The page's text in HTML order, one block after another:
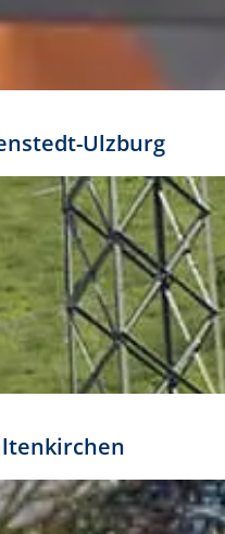
Formathöhe. Daraus
im Layout:
größer oder kleiner
Ulzburg